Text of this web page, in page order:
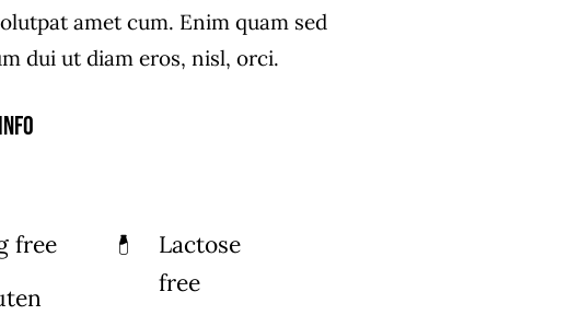
amet cum. Enim quam sed
dui ut diam eros, nisl, orci.
free
Lactose
free